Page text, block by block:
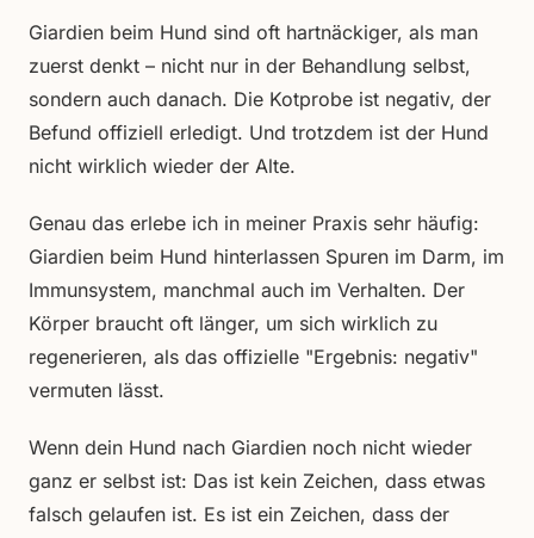
Giardien beim Hund sind oft hartnäckiger, als man
zuerst denkt – nicht nur in der Behandlung selbst,
sondern auch danach. Die Kotprobe ist negativ, der
Befund offiziell erledigt. Und trotzdem ist der Hund
nicht wirklich wieder der Alte.
Genau das erlebe ich in meiner Praxis sehr häufig:
Giardien beim Hund hinterlassen Spuren im Darm, im
Immunsystem, manchmal auch im Verhalten. Der
Körper braucht oft länger, um sich wirklich zu
regenerieren, als das offizielle "Ergebnis: negativ"
vermuten lässt.
Wenn dein Hund nach Giardien noch nicht wieder
ganz er selbst ist: Das ist kein Zeichen, dass etwas
falsch gelaufen ist. Es ist ein Zeichen, dass der